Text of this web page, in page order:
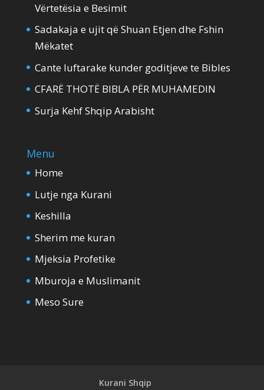
Vërtetësia e Besimit
Sadakaja e ujit që Shuan Etjen dhe Fshin
Mëkatet
Cante luftarake kunder goditjeve te Bibles
CFARË THOTË BIBLA PËR MUHAMEDIN
Surja Kehf Shqip Arabisht
Menu
Home
Lutje nga Kurani
Keshilla
Sherim me kuran
Mjeksia Profetike
Mburoja e Muslimanit
Meso Sure
Kurani Shqip